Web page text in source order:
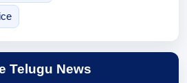
Telugu News